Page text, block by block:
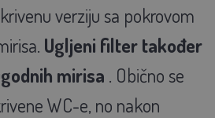
verziju sa pokrovom
Ugljeni filter također
mirisa . Obično se
WC-e, no nakon